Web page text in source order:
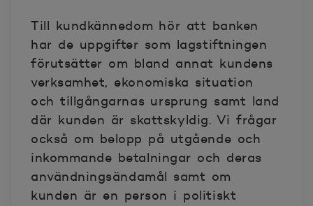
Till kundkännedom hör att banken
har de uppgifter som lagstiftningen
förutsätter om bland annat kundens
verksamhet, ekonomiska situation
och tillgångarnas ursprung samt land
där kunden är skattskyldig. Vi frågar
också om belopp på utgående och
inkommande betalningar och deras
användningsändamål samt om
kunden är en person i politiskt